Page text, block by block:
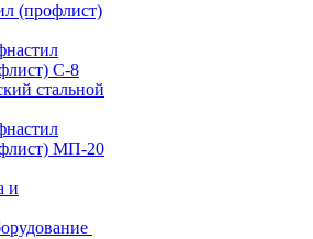
(профлист)
С-8
стальной
МП-20
и